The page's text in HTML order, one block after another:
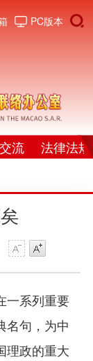
PC版本
流 法律法规
系列重要
名句，为中
理政的重大